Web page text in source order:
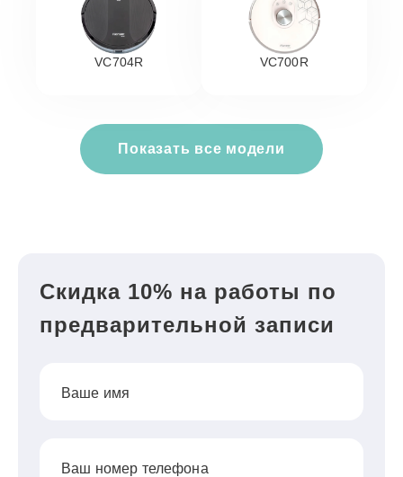
VC704R VC700R
Показать все модели
Скидка 10% на работы по
предварительной записи
Ваше имя
Ваш номер телефона